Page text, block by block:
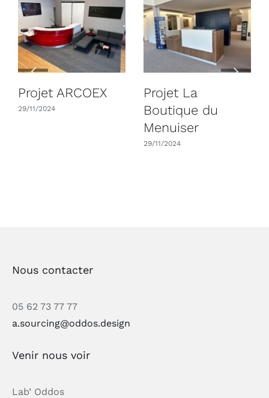
Projet ARCOEX
29/11/2024
Projet La
Boutique du
Menuiser
29/11/2024
Nous contacter
05 62 73 77 77
a.sourcing@oddos.design
Venir nous voir
Lab’ Oddos